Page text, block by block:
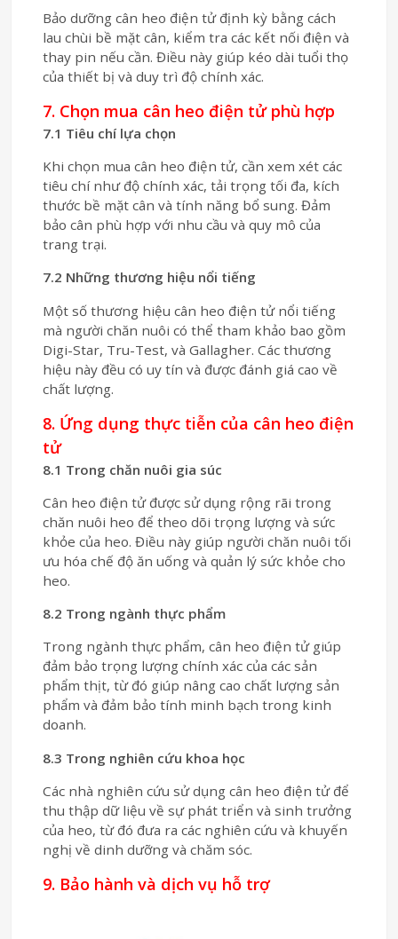
Bảo dưỡng cân heo điện tử định kỳ bằng cách
lau chùi bề mặt cân, kiểm tra các kết nối điện và
thay pin nếu cần. Điều này giúp kéo dài tuổi thọ
của thiết bị và duy trì độ chính xác.
7. Chọn mua cân heo điện tử phù hợp
7.1 Tiêu chí lựa chọn
Khi chọn mua cân heo điện tử, cần xem xét các
tiêu chí như độ chính xác, tải trọng tối đa, kích
thước bề mặt cân và tính năng bổ sung. Đảm
bảo cân phù hợp với nhu cầu và quy mô của
trang trại.
7.2 Những thương hiệu nổi tiếng
Một số thương hiệu cân heo điện tử nổi tiếng
mà người chăn nuôi có thể tham khảo bao gồm
Digi-Star, Tru-Test, và Gallagher. Các thương
hiệu này đều có uy tín và được đánh giá cao về
chất lượng.
8. Ứng dụng thực tiễn của cân heo điện
tử
8.1 Trong chăn nuôi gia súc
Cân heo điện tử được sử dụng rộng rãi trong
chăn nuôi heo để theo dõi trọng lượng và sức
khỏe của heo. Điều này giúp người chăn nuôi tối
ưu hóa chế độ ăn uống và quản lý sức khỏe cho
heo.
8.2 Trong ngành thực phẩm
Trong ngành thực phẩm, cân heo điện tử giúp
đảm bảo trọng lượng chính xác của các sản
phẩm thịt, từ đó giúp nâng cao chất lượng sản
phẩm và đảm bảo tính minh bạch trong kinh
doanh.
8.3 Trong nghiên cứu khoa học
Các nhà nghiên cứu sử dụng cân heo điện tử để
thu thập dữ liệu về sự phát triển và sinh trưởng
của heo, từ đó đưa ra các nghiên cứu và khuyến
nghị về dinh dưỡng và chăm sóc.
9. Bảo hành và dịch vụ hỗ trợ